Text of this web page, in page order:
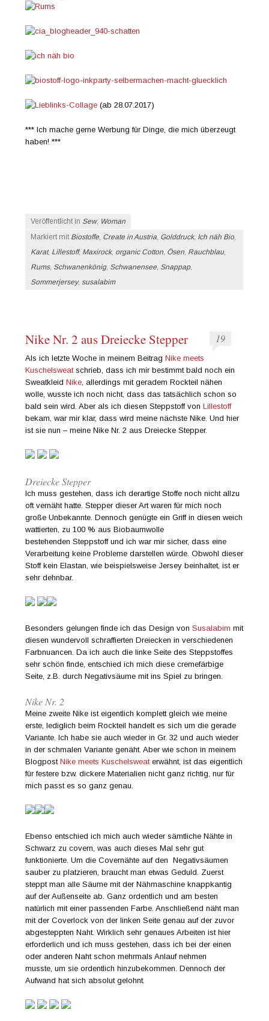
(ab 28.07.2017)
*** Ich mache gerne Werbung für Dinge, die mich überzeugt
haben! ***
Veröffentlicht in Sew, Woman
Markiert mit Biostoffe, Create in Austria, Golddruck, Ich näh Bio,
Karat, Lillestoff, Maxirock, organic Cotton, Ösen, Rauchblau,
Rums, Schwanenkönig, Schwanensee, Snappap,
Sommerjersey, susalabim
Nike Nr. 2 aus Dreiecke Stepper 19
Als ich letzte Woche in meinem BeitragNike meets
Kuschelsweatschrieb, dass ich mir bestimmt bald noch ein
SweatkleidNike, allerdings mit geradem Rockteil nähen
wolle, wusste ich noch nicht, dass das tatsächlich schon so
bald sein wird. Aber als ich diesen Steppstoff vonLillestoff
bekam, war mir klar, dass wird meine nächste Nike. Und hier
ist sie nun – meine Nike Nr. 2 aus Dreiecke Stepper.
Dreiecke Stepper
Ich muss gestehen, dass ich derartige Stoffe noch nicht allzu
oft vernäht hatte. Stepper dieser Art waren für mich noch
große Unbekannte. Dennoch genügte ein Griff in diesen weich
wattierten, zu 100 % aus Biobaumwolle
bestehenden Steppstoff und ich war mir sicher, dass eine
Verarbeitung keine Probleme darstellen würde. Obwohl dieser
Stoff kein Elastan, wie beispielsweise Jersey beinhaltet, ist er
sehr dehnbar.
Besonders gelungen finde ich das Design vonSusalabim mit
diesen wundervoll schraffierten Dreiecken in verschiedenen
Farbnuancen. Da ich auch die linke Seite des Steppstoffes
sehr schön finde, entschied ich mich diese cremefärbige
Seite, z.B. durch Negativsäume mit ins Spiel zu bringen.
Nike Nr. 2
Meine zweite Nike ist eigentlich komplett gleich wie meine
erste, lediglich beim Rockteil handelt es sich um die gerade
Variante. Ich habe sie auch wieder in Gr. 32 und auch wieder
in der schmalen Variante genäht. Aber wie schon in meinem
BlogpostNike meets Kuschelsweaterwähnt, ist das eigentlich
für festere bzw. dickere Materialien nicht ganz richtig, nur für
mich passt es so ganz genau.
Ebenso entschied ich mich auch wieder sämtliche Nähte in
Schwarz zu covern, was auch dieses Mal sehr gut
funktionierte. Um die Covernähte auf den Negativsäumen
sauber zu platzieren, braucht man etwas Geduld. Zuerst
steppt man alle Säume mit der Nähmaschine knappkantig
auf der Außenseite ab. Ganz ordentlich und am besten
natürlich mit einer passenden Farbe. Anschließend näht man
mit der Coverlock von der linken Seite genau auf der zuvor
abgesteppten Naht. Wirklich sehr genaues Arbeiten ist hier
erforderlich und ich muss gestehen, dass ich bei der einen
oder anderen Naht schon mehrmals Anlauf nehmen
musste, um sie ordentlich hinzubekommen. Dennoch der
Aufwand hat sich absolut gelohnt.